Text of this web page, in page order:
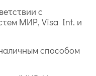
с
МИР, Visa Int. и
способом